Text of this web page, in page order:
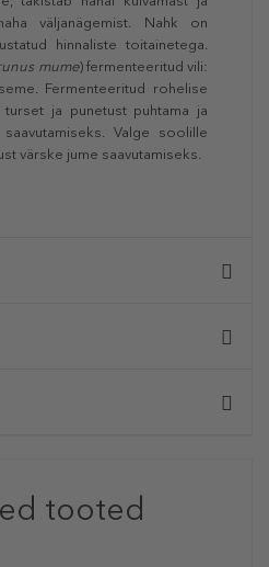
väljanägemist. Nahk on
hinnaliste toitainetega.
mume) fermenteeritud vili:
Fermenteeritud rohelise
ja punetust puhtama ja
Valge soolille
värske jume saavutamiseks.
tooted